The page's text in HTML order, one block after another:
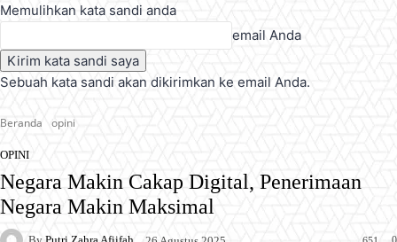
Memulihkan kata sandi anda
email Anda
Sebuah kata sandi akan dikirimkan ke email Anda.
Beranda opini
OPINI
Negara Makin Cakap Digital, Penerimaan
Negara Makin Maksimal